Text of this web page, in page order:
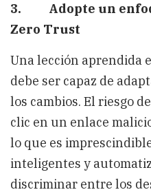
3. Adopte un
Zero Trust
Una lección aprendida
debe ser capaz de
los cambios. El riesgo
clic en un enlace
lo que es
inteligentes y
discriminar entre los